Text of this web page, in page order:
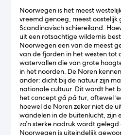
Noorwegen is het meest
vreemd genoeg, meest
Scandinavisch schiereiland.
uit een rotsachtige wildernis
Noorwegen een van de meest
van de fjorden in het westen tot
watervallen die van grote
in het noorden. De Noren
ander: dicht bij de natuur zijn
nationale cultuur. Dit wordt het
het conceptgå på tur, oftewel
hoewel de Noren zeker niet de
wandelen in de buitenlucht, zijn
zo’n sterke nadruk wordt
Noorwegen is uiteindelijk